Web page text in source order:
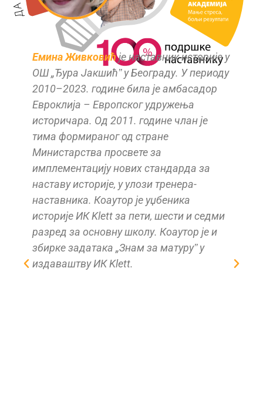
Емина Живковићje наставник историје у
ОШ „Ђура Јакшићˮ у Београду. У периоду
2010–2023. године била је амбасадор
Евроклија – Европског удружења
историчара. Од 2011. године члан је
тима формираног од стране
Министарства просвете за
имплементацију нових стандарда за
наставу историје, у улози тренера-
наставника. Коаутор је уџбеника
историје ИК Klett за пети, шести и седми
разред за основну школу. Коаутор је и
збирке задатака „Знам за матуруˮ у
издаваштву ИК Klett.